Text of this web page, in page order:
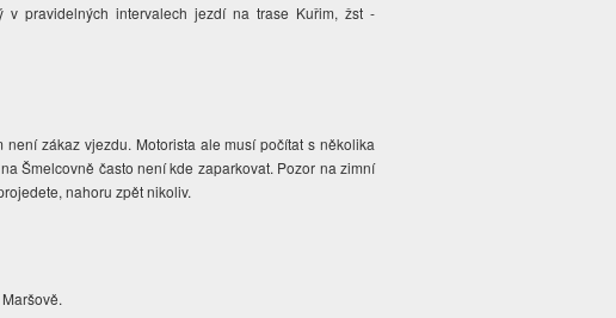
v pravidelných intervalech jezdí na trase Kuřim, žst -
není zákaz vjezdu. Motorista ale musí počítat s několika
Šmelcovně často není kde zaparkovat. Pozor na zimní
nahoru zpět nikoliv.